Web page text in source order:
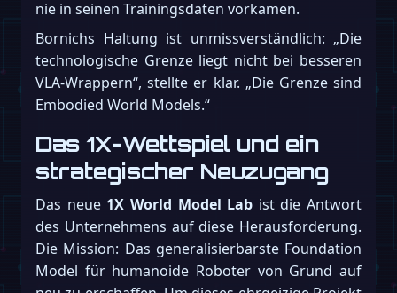
nie in seinen Trainingsdaten vorkamen.
Bornichs Haltung ist unmissverständlich: „Die
technologische Grenze liegt nicht bei besseren
VLA-Wrappern“, stellte er klar. „Die Grenze sind
Embodied World Models.“
Das 1X-Wettspiel und ein
strategischer Neuzugang
Das neue 1X World Model Lab ist die Antwort
des Unternehmens auf diese Herausforderung.
Die Mission: Das generalisierbarste Foundation
Model für humanoide Roboter von Grund auf